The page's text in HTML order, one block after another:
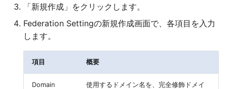
「新規作成」をクリックします。
Federation Settingの新規作成画面で、各項目を入力
します。
項目 概要
Domain
使用するドメイン名を、完全修飾ドメイ